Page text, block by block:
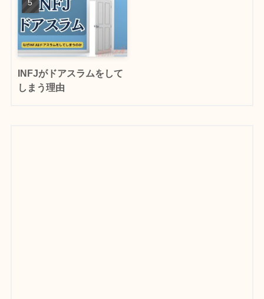
INFJがドアスラムをして
しまう理由